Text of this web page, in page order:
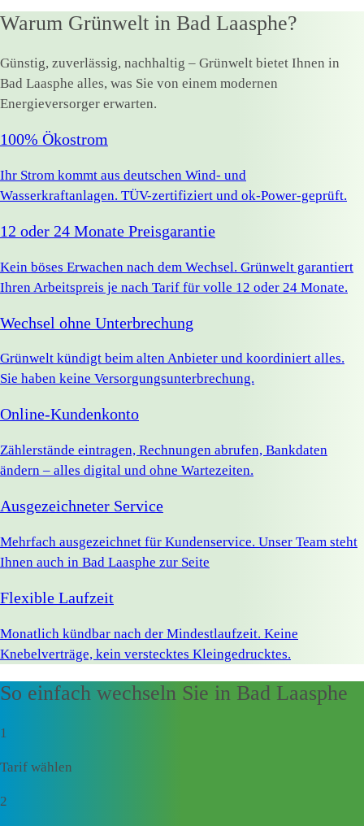
Warum Grünwelt in Bad Laasphe?
Günstig, zuverlässig, nachhaltig – Grünwelt bietet Ihnen in
Bad Laasphe alles, was Sie von einem modernen
Energieversorger erwarten.
100% Ökostrom
Ihr Strom kommt aus deutschen Wind- und
Wasserkraftanlagen. TÜV-zertifiziert und ok-Power-geprüft.
12 oder 24 Monate Preisgarantie
Kein böses Erwachen nach dem Wechsel. Grünwelt garantiert
Ihren Arbeitspreis je nach Tarif für volle 12 oder 24 Monate.
Wechsel ohne Unterbrechung
Grünwelt kündigt beim alten Anbieter und koordiniert alles.
Sie haben keine Versorgungsunterbrechung.
Online-Kundenkonto
Zählerstände eintragen, Rechnungen abrufen, Bankdaten
ändern – alles digital und ohne Wartezeiten.
Ausgezeichneter Service
Mehrfach ausgezeichnet für Kundenservice. Unser Team steht
Ihnen auch in Bad Laasphe zur Seite
Flexible Laufzeit
Monatlich kündbar nach der Mindestlaufzeit. Keine
Knebelverträge, kein verstecktes Kleingedrucktes.
So einfach wechseln Sie in Bad Laasphe
1
Tarif wählen
2